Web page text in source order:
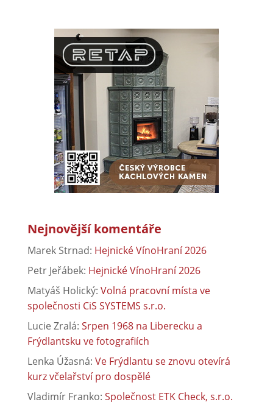
Nejnovější komentáře
Marek Strnad: Hejnické VínoHraní 2026
Petr Jeřábek: Hejnické VínoHraní 2026
Matyáš Holický: Volná pracovní místa ve
společnosti CiS SYSTEMS s.r.o.
Lucie Zralá: Srpen 1968 na Liberecku a
Frýdlantsku ve fotografiích
Lenka Úžasná: Ve Frýdlantu se znovu otevírá
kurz včelařství pro dospělé
Vladimír Franko: Společnost ETK Check, s.r.o.